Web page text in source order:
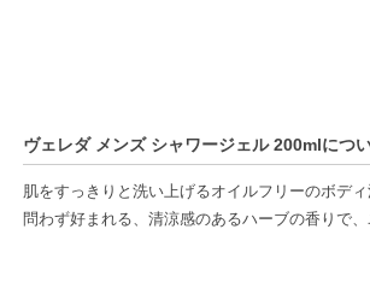
ヴェレダ メンズ シャワージェル 200mlにつ
肌をすっきりと洗い上げるオイルフリーのボデ
問わず好まれる、清涼感のあるハーブの香りで